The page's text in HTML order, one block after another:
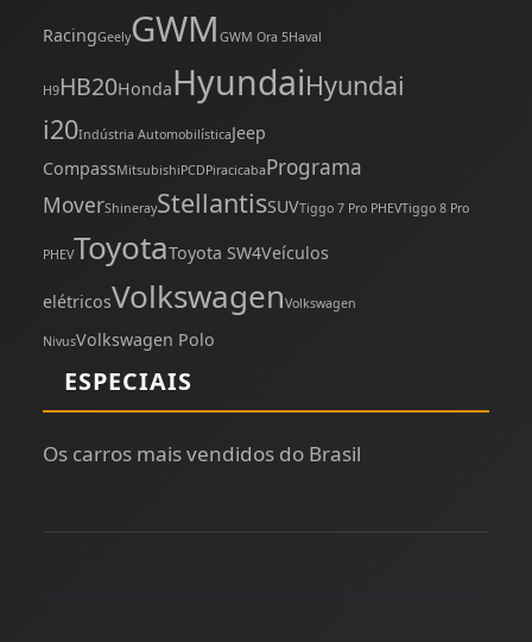
RacingGeelyGWM GWM Ora 5Haval
H9HB20HondaHyundaiHyundai
i20Indústria AutomobilísticaJeep
CompassMitsubishiPCDPiracicabaPrograma
MoverShinerayStellantisSUVTiggo 7 Pro PHEVTiggo 8 Pro
PHEVToyotaToyota SW4Veículos
elétricosVolkswagenVolkswagen
NivusVolkswagen Polo
ESPECIAIS
Os carros mais vendidos do Brasil